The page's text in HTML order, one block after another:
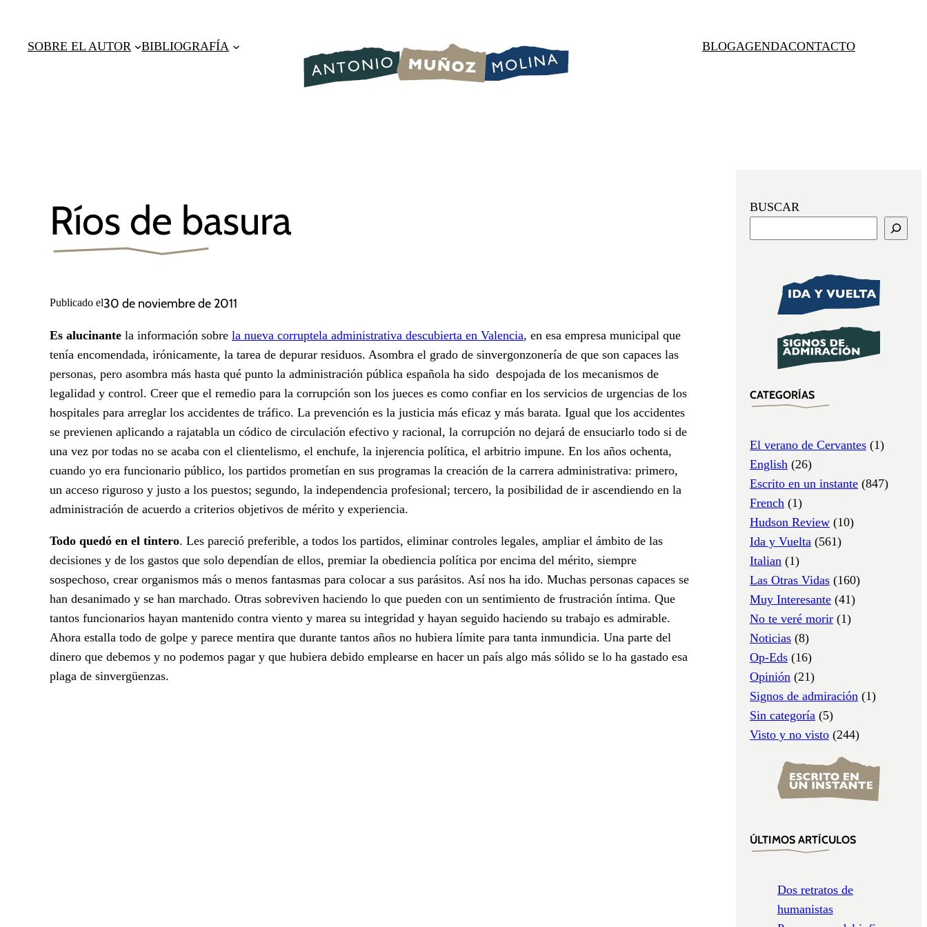
contenido
SOBRE EL AUTOR BIBLIOGRAFÍA BLOGAGENDACONTACTO
Ríos de basura
Publicado el30 de noviembre de 2011
Es alucinante la información sobre la nueva corruptela administrativa descubierta en Valencia, en esa empresa municipal que
tenía encomendada, irónicamente, la tarea de depurar residuos. Asombra el grado de sinvergonzonería de que son capaces las
personas, pero asombra más hasta qué punto la administración pública española ha sido despojada de los mecanismos de
legalidad y control. Creer que el remedio para la corrupción son los jueces es como confiar en los servicios de urgencias de los
hospitales para arreglar los accidentes de tráfico. La prevención es la justicia más eficaz y más barata. Igual que los accidentes
se previenen aplicando a rajatabla un códico de circulación efectivo y racional, la corrupción no dejará de ensuciarlo todo si de
una vez por todas no se acaba con el clientelismo, el enchufe, la injerencia política, el arbitrio impune. En los años ochenta,
cuando yo era funcionario público, los partidos prometían en sus programas la creación de la carrera administrativa: primero,
un acceso riguroso y justo a los puestos; segundo, la independencia profesional; tercero, la posibilidad de ir ascendiendo en la
administración de acuerdo a criterios objetivos de mérito y experiencia.
Todo quedó en el tintero. Les pareció preferible, a todos los partidos, eliminar controles legales, ampliar el ámbito de las
decisiones y de los gastos que solo dependían de ellos, premiar la obediencia política por encima del mérito, siempre
sospechoso, crear organismos más o menos fantasmas para colocar a sus parásitos. Así nos ha ido. Muchas personas capaces se
han desanimado y se han marchado. Otras sobreviven haciendo lo que pueden con un sentimiento de frustración íntima. Que
tantos funcionarios hayan mantenido contra viento y marea su integridad y hayan seguido haciendo su trabajo es admirable.
Ahora estalla todo de golpe y parece mentira que durante tantos años no hubiera límite para tanta inmundicia. Una parte del
dinero que debemos y no podemos pagar y que hubiera debido emplearse en hacer un país algo más sólido se lo ha gastado esa
plaga de sinvergüenzas.
BUSCAR
CATEGORÍAS
El verano de Cervantes (1)
English (26)
Escrito en un instante (847)
French (1)
Hudson Review (10)
Ida y Vuelta (561)
Italian (1)
Las Otras Vidas (160)
Muy Interesante (41)
No te veré morir (1)
Noticias (8)
Op-Eds (16)
Opinión (21)
Signos de admiración (1)
Sin categoría (5)
Visto y no visto (244)
ÚLTIMOS ARTÍCULOS
Dos retratos de
humanistas